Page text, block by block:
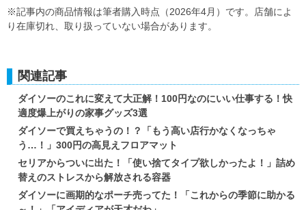
※記事内の商品情報は筆者購入時点（2026年4月）です。店舗によ
り在庫切れ、取り扱っていない場合があります。
関連記事
ダイソーのこれに変えて大正解！100円なのにいい仕事する！快
適度爆上がりの家事グッズ3選
ダイソーで買えちゃうの！？「もう高い店行かなくなっちゃ
う…！」300円の高見えフロアマット
セリアからついに出た！「使い捨てタイプ欲しかったよ！」詰め
替えのストレスから解放される容器
ダイソーに画期的なポーチ売ってた！「これからの季節に助かる